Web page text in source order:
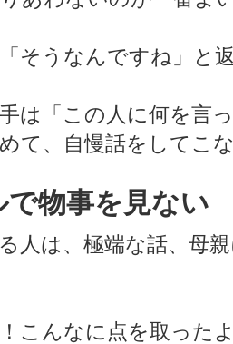
そうなんですね」と
は「この人に何を言
て、自慢話をしてこ
で物事を見ない
人は、極端な話、母
！こんなに点を取った